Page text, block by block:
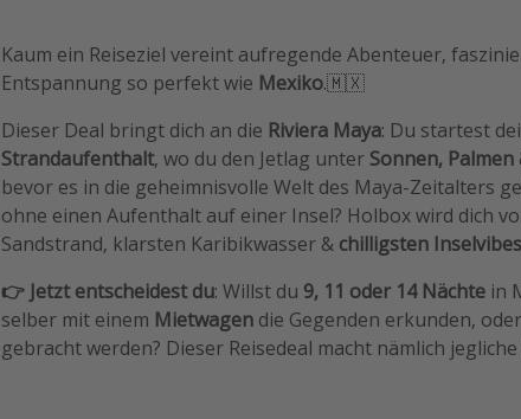
Kaum ein Reiseziel vereint aufregende Abenteuer,
Entspannung so perfekt wie Mexiko.🇲🇽
Dieser Deal bringt dich an die Riviera Maya: Du startest
Strandaufenthalt, wo du den Jetlag unter Sonnen,
bevor es in die geheimnisvolle Welt des Maya-Zeitalters
ohne einen Aufenthalt auf einer Insel? Holbox wird dich
Sandstrand, klarsten Karibikwasser & chilligsten Inselvibes
👉 Jetzt entscheidest du: Willst du 9, 11 oder 14 Nächte in
selber mit einem Mietwagen die Gegenden erkunden,
gebracht werden? Dieser Reisedeal macht nämlich